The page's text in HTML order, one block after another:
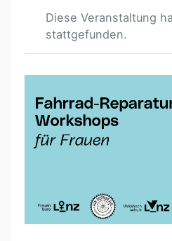
Diese Veranstaltung
stattgefunden.
A
H
R